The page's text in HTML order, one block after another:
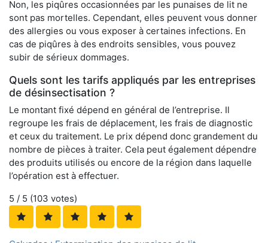
Non, les piqûres occasionnées par les punaises de lit ne
sont pas mortelles. Cependant, elles peuvent vous donner
des allergies ou vous exposer à certaines infections. En
cas de piqûres à des endroits sensibles, vous pouvez
subir de sérieux dommages.
Quels sont les tarifs appliqués par les entreprises
de désinsectisation ?
Le montant fixé dépend en général de l’entreprise. Il
regroupe les frais de déplacement, les frais de diagnostic
et ceux du traitement. Le prix dépend donc grandement du
nombre de pièces à traiter. Cela peut également dépendre
des produits utilisés ou encore de la région dans laquelle
l’opération est à effectuer.
5 / 5 (103 votes)